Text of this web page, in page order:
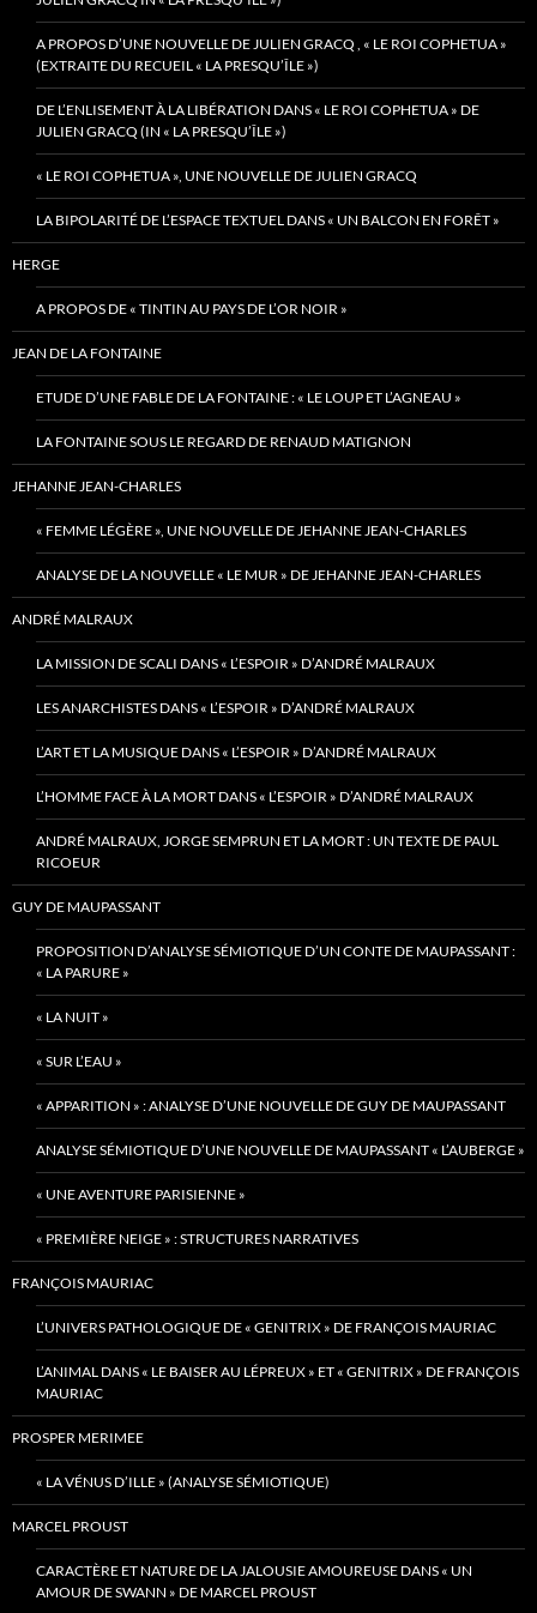
A PROPOS D’UNE NOUVELLE DE JULIEN GRACQ , « LE ROI COPHETUA »
(EXTRAITE DU RECUEIL « LA PRESQU’ÎLE »)
DE L’ENLISEMENT À LA LIBÉRATION DANS « LE ROI COPHETUA » DE
JULIEN GRACQ (IN « LA PRESQU’ÎLE »)
« LE ROI COPHETUA », UNE NOUVELLE DE JULIEN GRACQ
LA BIPOLARITÉ DE L’ESPACE TEXTUEL DANS « UN BALCON EN FORÊT »
HERGE
A PROPOS DE « TINTIN AU PAYS DE L’OR NOIR »
JEAN DE LA FONTAINE
ETUDE D’UNE FABLE DE LA FONTAINE : « LE LOUP ET L’AGNEAU »
LA FONTAINE SOUS LE REGARD DE RENAUD MATIGNON
JEHANNE JEAN-CHARLES
« FEMME LÉGÈRE », UNE NOUVELLE DE JEHANNE JEAN-CHARLES
ANALYSE DE LA NOUVELLE « LE MUR » DE JEHANNE JEAN-CHARLES
ANDRÉ MALRAUX
LA MISSION DE SCALI DANS « L’ESPOIR » D’ANDRÉ MALRAUX
LES ANARCHISTES DANS « L’ESPOIR » D’ANDRÉ MALRAUX
L’ART ET LA MUSIQUE DANS « L’ESPOIR » D’ANDRÉ MALRAUX
L’HOMME FACE À LA MORT DANS « L’ESPOIR » D’ANDRÉ MALRAUX
ANDRÉ MALRAUX, JORGE SEMPRUN ET LA MORT : UN TEXTE DE PAUL
RICOEUR
GUY DE MAUPASSANT
PROPOSITION D’ANALYSE SÉMIOTIQUE D’UN CONTE DE MAUPASSANT :
« LA PARURE »
« LA NUIT »
« SUR L’EAU »
« APPARITION » : ANALYSE D’UNE NOUVELLE DE GUY DE MAUPASSANT
ANALYSE SÉMIOTIQUE D’UNE NOUVELLE DE MAUPASSANT « L’AUBERGE »
« UNE AVENTURE PARISIENNE »
« PREMIÈRE NEIGE » : STRUCTURES NARRATIVES
FRANÇOIS MAURIAC
L’UNIVERS PATHOLOGIQUE DE « GENITRIX » DE FRANÇOIS MAURIAC
L’ANIMAL DANS « LE BAISER AU LÉPREUX » ET « GENITRIX » DE FRANÇOIS
MAURIAC
PROSPER MERIMEE
« LA VÉNUS D’ILLE » (ANALYSE SÉMIOTIQUE)
MARCEL PROUST
CARACTÈRE ET NATURE DE LA JALOUSIE AMOUREUSE DANS « UN
AMOUR DE SWANN » DE MARCEL PROUST